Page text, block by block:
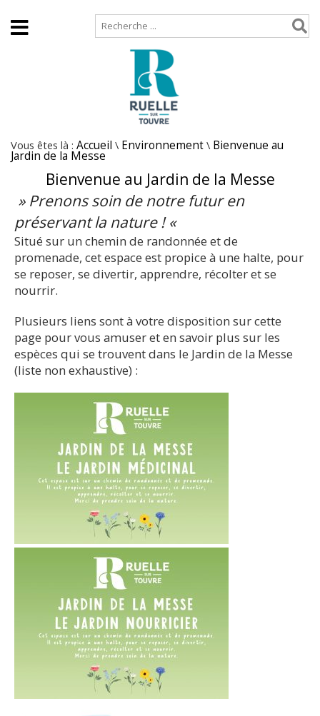
Vous êtes là : Accueil \ Environnement \ Bienvenue au
Jardin de la Messe
Bienvenue au Jardin de la Messe
» Prenons soin de notre futur en
préservant la nature ! «
Situé sur un chemin de randonnée et de
promenade, cet espace est propice à une halte, pour
se reposer, se divertir, apprendre, récolter et se
nourrir.
Plusieurs liens sont à votre disposition sur cette
page pour vous amuser et en savoir plus sur les
espèces qui se trouvent dans le Jardin de la Messe
(liste non exhaustive) :